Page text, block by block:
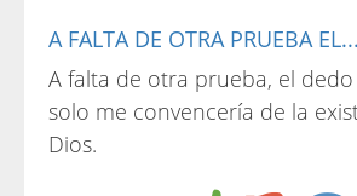
A FALTA DE OTRA PRUEBA EL...
A falta de otra prueba, el
solo me convencería de la
Dios.